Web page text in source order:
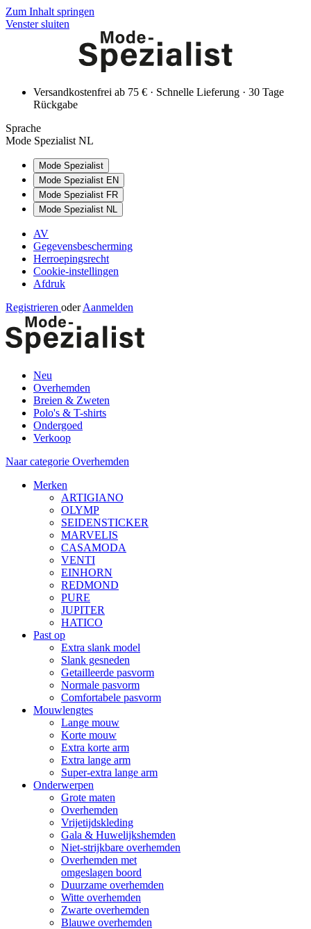
Zum Inhalt springen
Venster sluiten
Versandkostenfrei ab 75 € · Schnelle Lieferung · 30 Tage
Rückgabe
Sprache
Mode Spezialist NL
Mode Spezialist
Mode Spezialist EN
Mode Spezialist FR
Mode Spezialist NL
AV
Gegevensbescherming
Herroepingsrecht
Cookie-instellingen
Afdruk
Registrieren oder Aanmelden
Neu
Overhemden
Breien & Zweten
Polo's & T-shirts
Ondergoed
Verkoop
Naar categorie Overhemden
Merken
ARTIGIANO
OLYMP
SEIDENSTICKER
MARVELIS
CASAMODA
VENTI
EINHORN
REDMOND
PURE
JUPITER
HATICO
Past op
Extra slank model
Slank gesneden
Getailleerde pasvorm
Normale pasvorm
Comfortabele pasvorm
Mouwlengtes
Lange mouw
Korte mouw
Extra korte arm
Extra lange arm
Super-extra lange arm
Onderwerpen
Grote maten
Overhemden
Vrijetijdskleding
Gala & Huwelijkshemden
Niet-strijkbare overhemden
Overhemden met
omgeslagen boord
Duurzame overhemden
Witte overhemden
Zwarte overhemden
Blauwe overhemden